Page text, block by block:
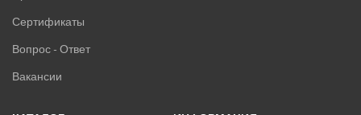
Сертификаты
Вопрос - Ответ
Вакансии